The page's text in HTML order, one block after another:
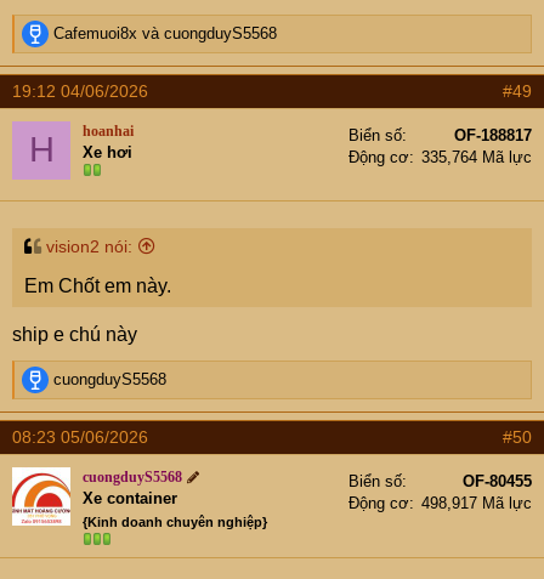
R
e
a
c
t
n
s
Cafemuoi8x và cuongduyS5568
19:12 04/06/2026 #49
H hoanhai
Xe hơi
Biển số
OF-188817
Động cơ
335,764 Mã lực
vision2 nói:
Em Chốt em này.
ship e chú này
R
e
a
c
t
i
o
n
cuongduyS5568
08:23 05/06/2026 #50
cuongduyS5568
Xe container
{Kinh doanh chuyên nghiệp}
Biển số
OF-80455
Động cơ
498,917 Mã lực